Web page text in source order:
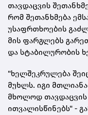
თავდაცვის
რომ შეთანხმება
უსაფრთხოების
მის ფარგლებს
და სტაბილურობის
"ხელშეკრულება
მუხლს. იგი
მხოლოდ
ითვალისწინებს" -